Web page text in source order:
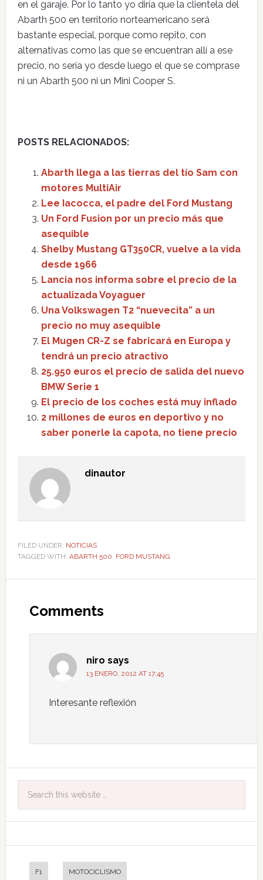
en el garaje. Por lo tanto yo diría que la clientela del
Abarth 500 en territorio norteamericano será
bastante especial, porque como repito, con
alternativas como las que se encuentran allí a ese
precio, no sería yo desde luego el que se comprase
ni un Abarth 500 ni un Mini Cooper S.
POSTS RELACIONADOS:
Abarth llega a las tierras del tío Sam con
motores MultiAir
Lee Iacocca, el padre del Ford Mustang
Un Ford Fusion por un precio más que
asequible
Shelby Mustang GT350CR, vuelve a la vida
desde 1966
Lancia nos informa sobre el precio de la
actualizada Voyaguer
Una Volkswagen T2 “nuevecita” a un
precio no muy asequible
El Mugen CR-Z se fabricará en Europa y
tendrá un precio atractivo
25.950 euros el precio de salida del nuevo
BMW Serie 1
El precio de los coches está muy inflado
2 millones de euros en deportivo y no
saber ponerle la capota, no tiene precio
dinautor
FILED UNDER: NOTICIAS
TAGGED WITH: ABARTH 500, FORD MUSTANG
Comments
niro says
13 ENERO, 2012 AT 17:45
Interesante reflexión
F1 MOTOCICLISMO